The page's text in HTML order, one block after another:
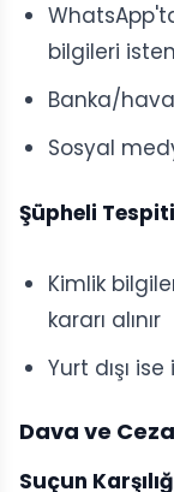
bilgileri
Banka/
Sosyal
Şüpheli Tespiti
Kimlik
kararı alınır
Yurt dışı
Dava ve Ceza
Suçun